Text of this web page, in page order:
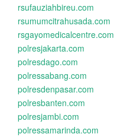
rsufauziahbireu.com
rsumumcitrahusada.com
rsgayomedicalcentre.com
polresjakarta.com
polresdago.com
polressabang.com
polresdenpasar.com
polresbanten.com
polresjambi.com
polressamarinda.com